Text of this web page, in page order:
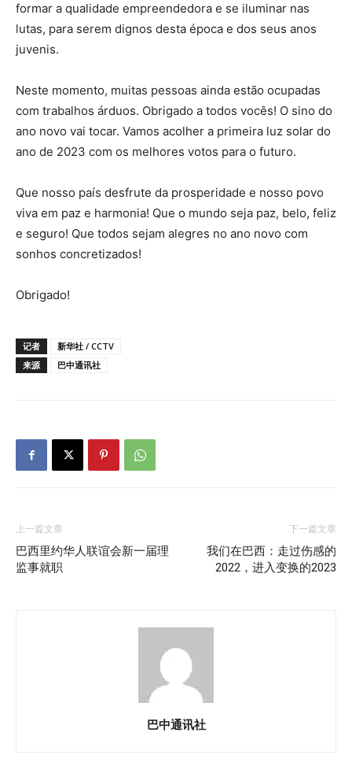
formar a qualidade empreendedora e se iluminar nas
lutas, para serem dignos desta época e dos seus anos
juvenis.
Neste momento, muitas pessoas ainda estão ocupadas
com trabalhos árduos. Obrigado a todos vocês! O sino do
ano novo vai tocar. Vamos acolher a primeira luz solar do
ano de 2023 com os melhores votos para o futuro.
Que nosso país desfrute da prosperidade e nosso povo
viva em paz e harmonia! Que o mundo seja paz, belo, feliz
e seguro! Que todos sejam alegres no ano novo com
sonhos concretizados!
Obrigado!
记者
新华社 / CCTV
来源
巴中通讯社
上一篇文章
巴西里约华人联谊会新一届理
监事就职
下一篇文章
我们在巴西：走过伤感的
2022，进入变换的2023
巴中通讯社